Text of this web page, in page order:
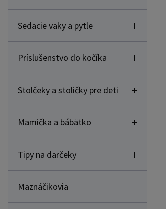
Sedacie vaky a pytle
Príslušenstvo do kočíka
Stolčeky a stoličky pre deti
Mamička a bábätko
Tipy na darčeky
Maznáčikovia